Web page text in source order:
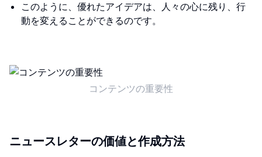
このように、優れたアイデアは、人々の心に残り、行
動を変えることができるのです。
コンテンツの重要性
ニュースレターの価値と作成方法